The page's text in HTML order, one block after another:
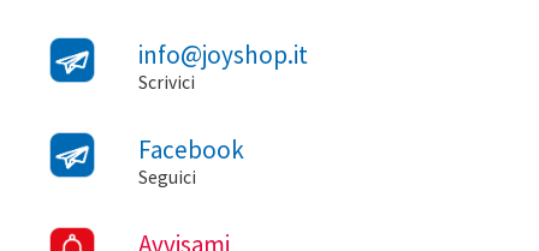
info@joyshop.it
Scrivici
Facebook
Seguici
Avvisami